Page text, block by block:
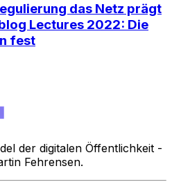
das Netz prägt
Lectures 2022: Die
fest
der digitalen Öffentlichkeit -
Fehrensen.